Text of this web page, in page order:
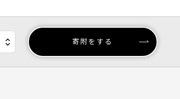
寄附をする